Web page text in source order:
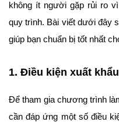
không ít người gặp rủi ro
quy trình. Bài viết dưới đây
giúp bạn chuẩn bị tốt nhất
1. Điều kiện xuất
Để tham gia chương trình
cần đáp ứng một số điều